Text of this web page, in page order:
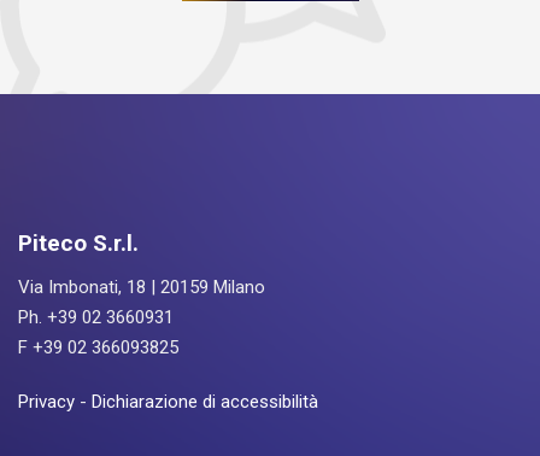
Piteco S.r.l.
Via Imbonati, 18 | 20159 Milano
Ph. +39 02 3660931
F +39 02 366093825
Privacy - Dichiarazione di accessibilità